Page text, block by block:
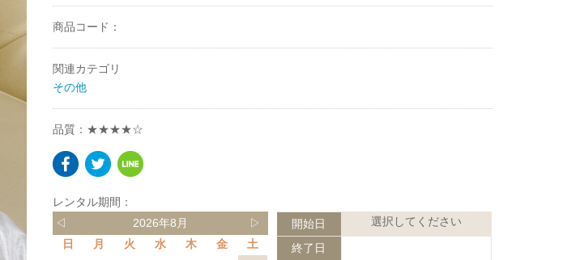
商品コード：
関連カテゴリ
その他
品質：★★★★☆
レンタル期間：
◁
2026年8月
▷
日
月 火 水 木 金
土
開始日 選択してください
終了日